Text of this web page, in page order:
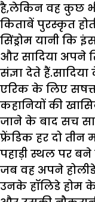
है,लेकिन वह कुछ
किताबें पुरस्कृत
सिंड्रोम यानी कि
और सादिया अपने
संज्ञा देते
एरिक के लिए
कहानियों की
जाने के बाद सच
फ्रेंडिक हर दो
पहाड़ी स्थल पर बने
जब वह अपने
उनके हॉलिडे होम